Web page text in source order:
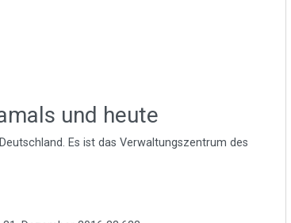
und heute
Es ist das Verwaltungszentrum des